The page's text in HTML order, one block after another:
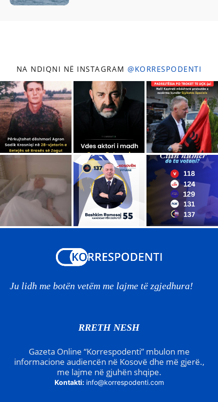
NA NDIQNI NË INSTAGRAM @KORRESPODENTI
Ju lidh me botën vetëm me lajme të zgjedhura!
RRETH NESH
Gazeta Online “Korrespodenti” mbulon me
informacione audiencën në Kosovë dhe më gjerë.,
me lajme në gjuhën shqipe.
Kontakti: info@korrespodenti.com